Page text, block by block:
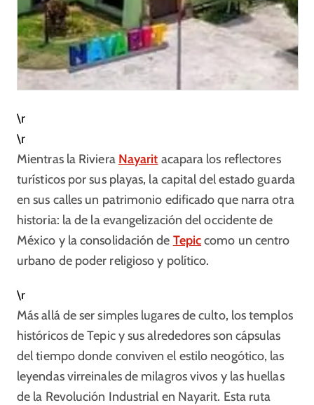
\r
\r
Mientras la Riviera Nayarit acapara los reflectores
turísticos por sus playas, la capital del estado guarda
en sus calles un patrimonio edificado que narra otra
historia: la de la evangelización del occidente de
México y la consolidación de Tepiccomo un centro
urbano de poder religioso y político.
\r
Más allá de ser simples lugares de culto, los templos
históricos de Tepic y sus alrededores son cápsulas
del tiempo donde conviven el estilo neogótico, las
leyendas virreinales de milagros vivos y las huellas
de la Revolución Industrial en Nayarit. Esta ruta